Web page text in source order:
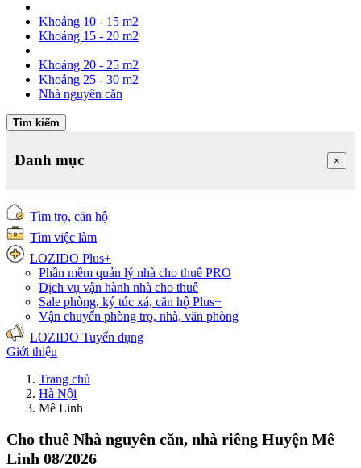
Khoảng 10 - 15 m2
Khoảng 15 - 20 m2
Khoảng 20 - 25 m2
Khoảng 25 - 30 m2
Nhà nguyên căn
Tìm kiếm
Danh mục ×
Tìm trọ, căn hộ
Tìm việc làm
LOZIDO Plus+
Phần mềm quản lý nhà cho thuê PRO
Dịch vụ vận hành nhà cho thuê
Sale phòng, ký túc xá, căn hộ Plus+
Vận chuyển phòng trọ, nhà, văn phòng
LOZIDO Tuyển dụng
Giới thiệu
Trang chủ
Hà Nội
Mê Linh
Cho thuê Nhà nguyên căn, nhà riêng Huyện Mê
Linh 08/2026